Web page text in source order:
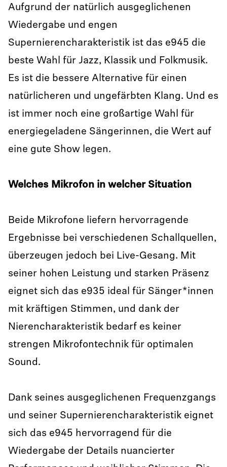
Aufgrund der natürlich ausgeglichenen
Wiedergabe und engen
Supernierencharakteristik ist das e945 die
beste Wahl für Jazz, Klassik und Folkmusik.
Es ist die bessere Alternative für einen
natürlicheren und ungefärbten Klang. Und es
ist immer noch eine großartige Wahl für
energiegeladene Sängerinnen, die Wert auf
eine gute Show legen.
Welches Mikrofon in welcher Situation
Beide Mikrofone liefern hervorragende
Ergebnisse bei verschiedenen Schallquellen,
überzeugen jedoch bei Live-Gesang. Mit
seiner hohen Leistung und starken Präsenz
eignet sich das e935 ideal für Sänger*innen
mit kräftigen Stimmen, und dank der
Nierencharakteristik bedarf es keiner
strengen Mikrofontechnik für optimalen
Sound.
Dank seines ausgeglichenen Frequenzgangs
und seiner Supernierencharakteristik eignet
sich das e945 hervorragend für die
Wiedergabe der Details nuancierter